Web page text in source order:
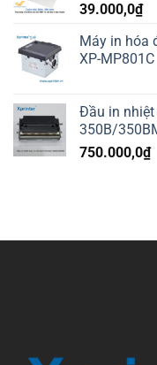
39.000,0₫
Máy in hóa
XP-MP801C
Đầu in nhiệt
350B/
750.000,0₫